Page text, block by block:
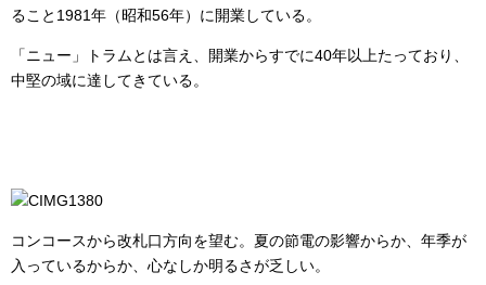
ること1981年（昭和56年）に開業している。
「ニュー」トラムとは言え、開業からすでに40年以上たっており、
中堅の域に達してきている。
コンコースから改札口方向を望む。夏の節電の影響からか、年季が
入っているからか、心なしか明るさが乏しい。